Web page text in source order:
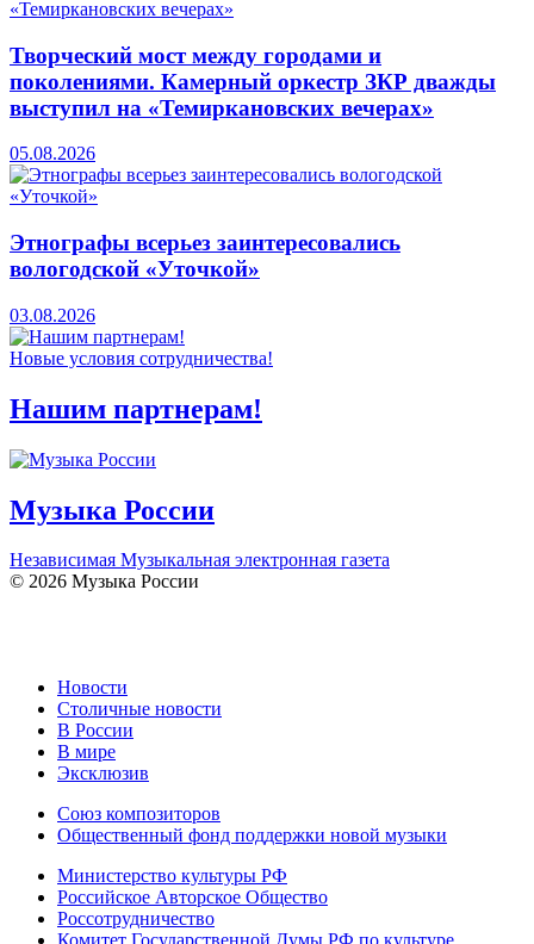
Творческий мост между городами и
поколениями. Камерный оркестр ЗКР дважды
выступил на «Темиркановских вечерах»
05.08.2026
Этнографы всерьез заинтересовались
вологодской «Уточкой»
03.08.2026
Новые условия сотрудничества!
Нашим партнерам!
Музыка России
Независимая Музыкальная электронная газета
© 2026 Музыка России
Новости
Столичные новости
В России
В мире
Эксклюзив
Союз композиторов
Общественный фонд поддержки новой музыки
Министерство культуры РФ
Российское Авторское Общество
Россотрудничество